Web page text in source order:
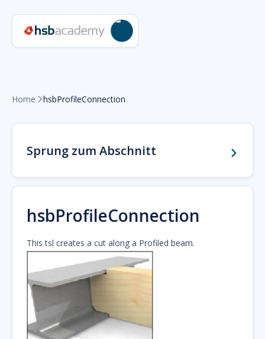
Home hsbProfileConnection
Sprung zum Abschnitt
hsbProfileConnection
This tsl creates a cut along a Profiled beam.